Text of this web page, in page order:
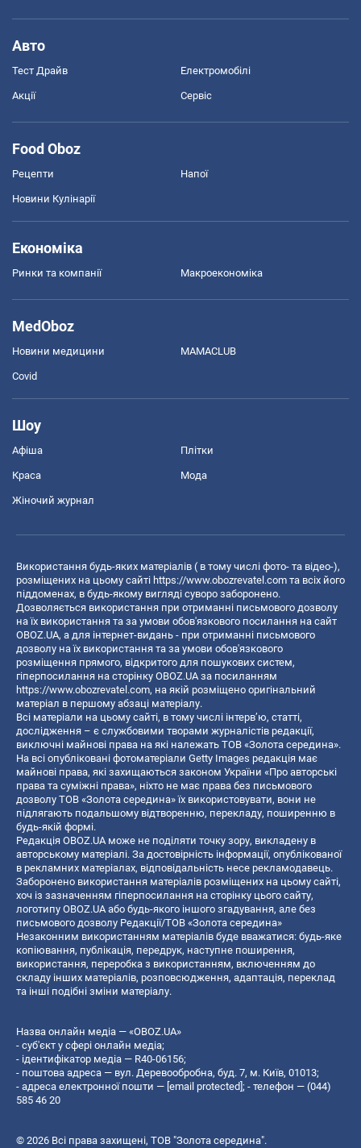
Авто
Тест Драйв Електромобілі
Акції Сервіс
Food Oboz
Рецепти Напої
Новини Кулінарії
Економіка
Ринки та компанії Макроекономіка
MedOboz
Новини медицини MAMACLUB
Covid
Шоу
Афіша Плітки
Краса Мода
Жіночий журнал
Використання будь-яких матеріалів ( в тому числі фото- та відео-),
розміщених на цьому сайті https://www.obozrevatel.com та всіх його
піддоменах, в будь-якому вигляді суворо заборонено.
Дозволяється використання при отриманні письмового дозволу
на їх використання та за умови обов'язкового посилання на сайт
OBOZ.UA, а для інтернет-видань - при отриманні письмового
дозволу на їх використання та за умови обов'язкового
розміщення прямого, відкритого для пошукових систем,
гіперпосилання на сторінку OBOZ.UA за посиланням
https://www.obozrevatel.com, на якій розміщено оригінальний
матеріал в першому абзаці матеріалу.
Всі матеріали на цьому сайті, в тому числі інтерв’ю, статті,
дослідження – є службовими творами журналістів редакції,
виключні майнові права на які належать ТОВ «Золота середина».
На всі опубліковані фотоматеріали Getty Images редакція має
майнові права, які захищаються законом України «Про авторські
права та суміжні права», ніхто не має права без письмового
дозволу ТОВ «Золота середина» їх використовувати, вони не
підлягають подальшому відтворенню, перекладу, поширенню в
будь-якій формі.
Редакція OBOZ.UA може не поділяти точку зору, викладену в
авторському матеріалі. За достовірність інформації, опублікованої
в рекламних матеріалах, відповідальність несе рекламодавець.
Заборонено використання матеріалів розміщених на цьому сайті,
хоч із зазначенням гіперпосилання на сторінку цього сайту,
логотипу OBOZ.UA або будь-якого іншого згадування, але без
письмового дозволу Редакції/ТОВ «Золота середина»
Незаконним використанням матеріалів буде вважатися: будь-яке
копiювання, публiкацiя, передрук, наступне поширення,
використання, переробка з використанням, включенням до
складу інших матеріалів, розповсюдження, адаптація, переклад
та інші подібні зміни матеріалу.
Назва онлайн медіа — «OBOZ.UA»
- суб'єкт у сфері онлайн медіа;
- ідентифікатор медіа — R40-06156;
- поштова адреса — вул. Деревообробна, буд. 7, м. Київ, 01013;
- адреса електронної пошти — [email protected] ; - телефон — (044)
585 46 20
© 2026 Всі права захищені, ТОВ "Золота середина".